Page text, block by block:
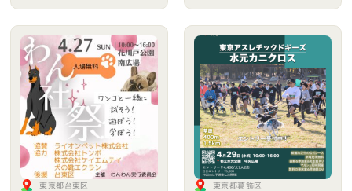
東京都台東区 東京都葛飾区